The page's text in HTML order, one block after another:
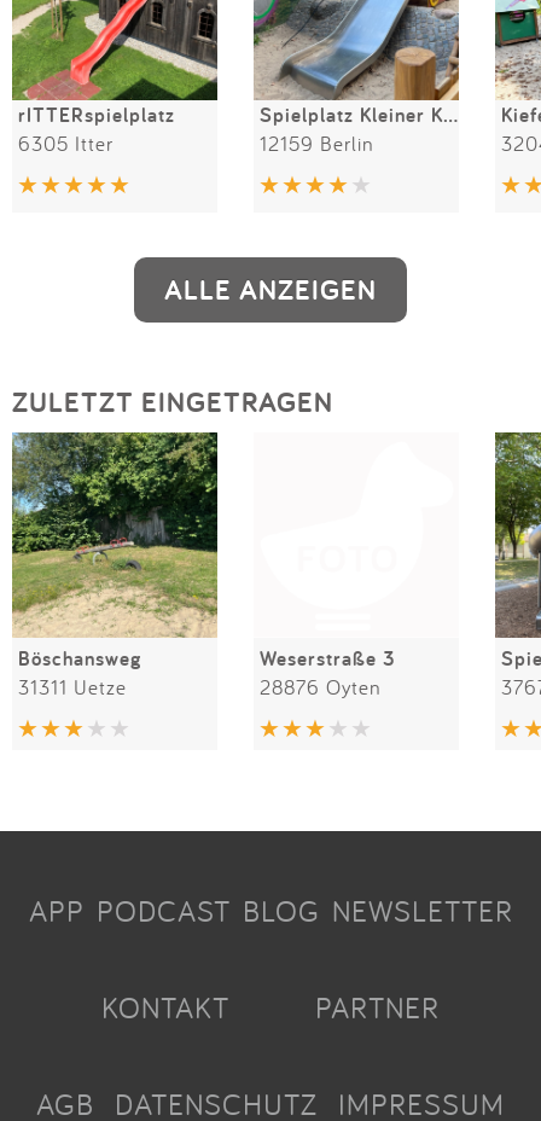
rITTERspielplatz
6305 Itter
Spielplatz Kleiner König
12159 Berlin
ALLE ANZEIGEN
ZULETZT EINGETRAGEN
Böschansweg
31311 Uetze
Weserstraße 3
28876 Oyten
APP PODCAST BLOG NEWSLETTER
KONTAKT PARTNER
AGB DATENSCHUTZ IMPRESSUM